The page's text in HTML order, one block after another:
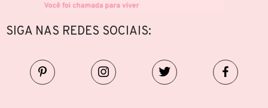
SIGA NAS REDES SOCIAIS: